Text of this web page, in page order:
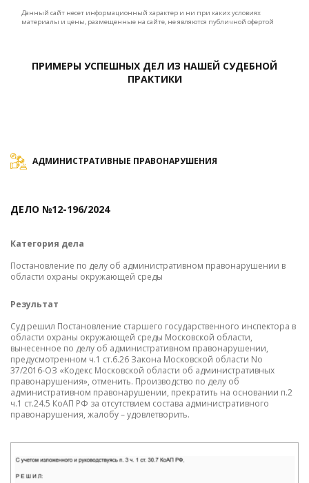
Данный сайт несет информационный характер и ни при каких условиях
материалы и цены, размещенные на сайте, не являются публичной офертой
ПРИМЕРЫ УСПЕШНЫХ ДЕЛ ИЗ НАШЕЙ СУДЕБНОЙ
ПРАКТИКИ
АДМИНИСТРАТИВНЫЕ ПРАВОНАРУШЕНИЯ
ДЕЛО №12-196/2024
Категория дела
Постановление по делу об административном правонарушении в
области охраны окружающей среды
Результат
Суд решил Постановление старшего государственного инспектора в
области охраны окружающей среды Московской области,
вынесенное по делу об административном правонарушении,
предусмотренном ч.1 ст.6.26 Закона Московской области No
37/2016-ОЗ «Кодекс Московской области об административных
правонарушения», отменить. Производство по делу об
административном правонарушении, прекратить на основании п.2
ч.1 ст.24.5 КоАП РФ за отсутствием состава административного
правонарушения, жалобу – удовлетворить.